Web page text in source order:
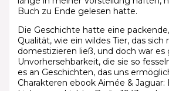
Buch zu Ende gelesen hatte.
Die Geschichte hatte eine
Qualität, wie ein wildes Tier, das
domestizieren ließ, und doch war es
Unvorhersehbarkeit, die sie so
es an Geschichten, das uns
Charakteren ebook Aimée & Jaguar: